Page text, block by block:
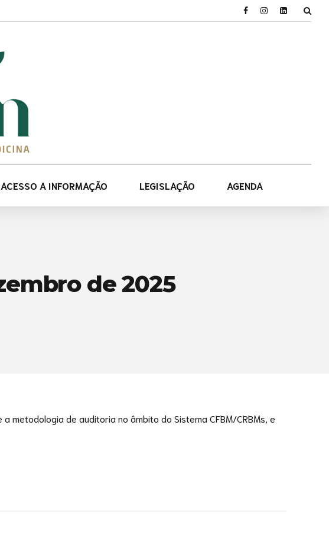
ACESSO A INFORMAÇÃO LEGISLAÇÃO AGENDA
de 2025
metodologia de auditoria no âmbito do Sistema CFBM/CRBMs, e